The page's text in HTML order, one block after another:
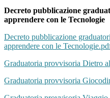
Decreto pubblicazione
apprendere con le Tecnologie
Decreto pubblicazione
apprendere con le
Graduatoria provvisoria Dietro
Graduatoria provvisoria